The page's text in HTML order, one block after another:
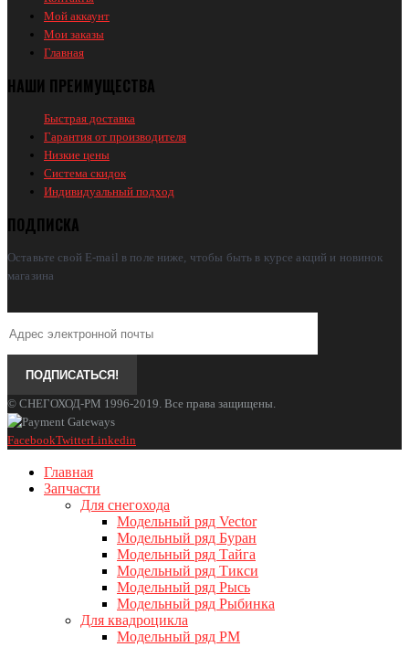
Мой аккаунт
Мои заказы
Главная
НАШИ ПРЕИМУЩЕСТВА
Быстрая доставка
Гарантия от производителя
Низкие цены
Система скидок
Индивидуальный подход
ПОДПИСКА
Оставьте свой E-mail в поле ниже, чтобы быть в курсе акций и новинок
магазина
© СНЕГОХОД-РМ 1996-2019. Все права защищены.
FacebookTwitterLinkedin
Главная
Запчасти
Для снегохода
Модельный ряд Vector
Модельный ряд Буран
Модельный ряд Тайга
Модельный ряд Тикси
Модельный ряд Рысь
Модельный ряд Рыбинка
Для квадроцикла
Модельный ряд РМ